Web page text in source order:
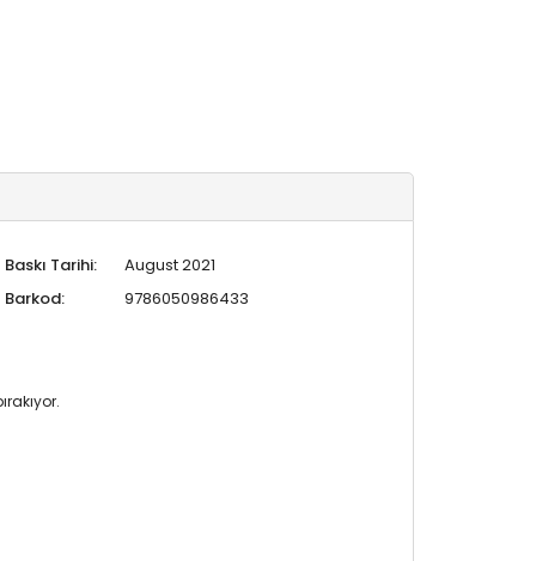
Baskı Tarihi:
August 2021
Barkod:
9786050986433